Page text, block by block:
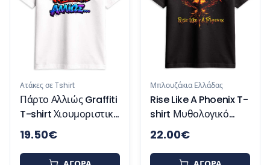
Tshirt
Graffiti
Μπλουζάκια Ελλάδας
Rise Like A Phoenix T-
shirt Μυθολογικό
Μπλουζάκι
Έμπνευσης και
Δύναμης